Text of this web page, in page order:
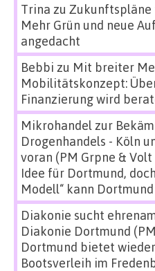
Trina zu Zukunftspläne
Mehr Grün und neue
angedacht
Bebbi zu Mit breiter
Mobilitätskonzept:
Finanzierung wird
Mikrohandel zur
Drogenhandels - Köln
voran (PM Grpne & Volt
Idee für Dortmund,
Modell“ kann
Diakonie sucht
Diakonie Dortmund
Dortmund bietet
Bootsverleih im